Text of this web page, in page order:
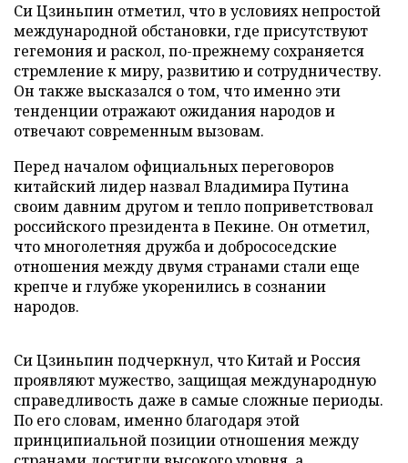
Си Цзиньпин отметил, что в условиях непростой
международной обстановки, где присутствуют
гегемония и раскол, по-прежнему сохраняется
стремление к миру, развитию и сотрудничеству.
Он также высказался о том, что именно эти
тенденции отражают ожидания народов и
отвечают современным вызовам.
Перед началом официальных переговоров
китайский лидер назвал Владимира Путина
своим давним другом и тепло поприветствовал
российского президента в Пекине. Он отметил,
что многолетняя дружба и добрососедские
отношения между двумя странами стали еще
крепче и глубже укоренились в сознании
народов.
Си Цзиньпин подчеркнул, что Китай и Россия
проявляют мужество, защищая международную
справедливость даже в самые сложные периоды.
По его словам, именно благодаря этой
принципиальной позиции отношения между